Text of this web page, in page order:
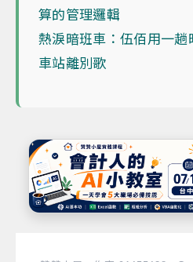
算的管理邏輯
熱淚暗班車：伍佰用一
車站離別歌